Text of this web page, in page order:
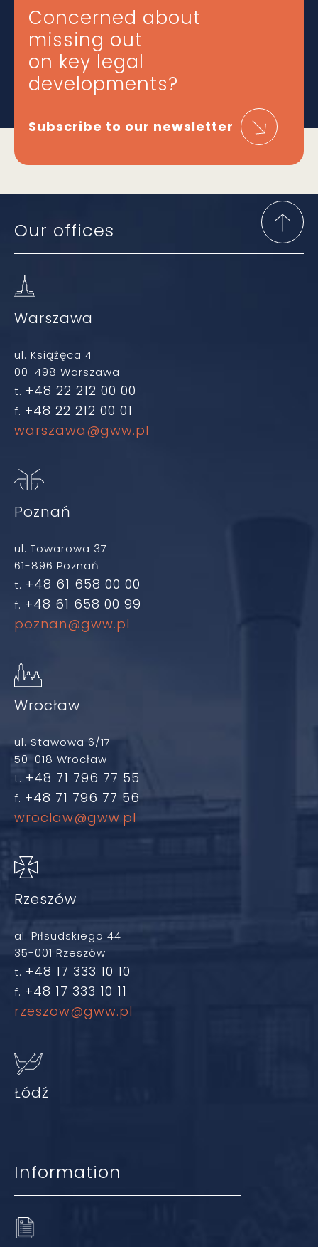
Concerned about
missing out
on key legal
developments?
Subscribe to our newsletter
Our offices
Warszawa
ul. Książęca 4
00-498 Warszawa
t. +48 22 212 00 00
f. +48 22 212 00 01
warszawa@gww.pl
Poznań
ul. Towarowa 37
61-896 Poznań
t. +48 61 658 00 00
f. +48 61 658 00 99
poznan@gww.pl
Wrocław
ul. Stawowa 6/17
50-018 Wrocław
t. +48 71 796 77 55
f. +48 71 796 77 56
wroclaw@gww.pl
Rzeszów
al. Piłsudskiego 44
35-001 Rzeszów
t. +48 17 333 10 10
f. +48 17 333 10 11
rzeszow@gww.pl
Łódź
Information